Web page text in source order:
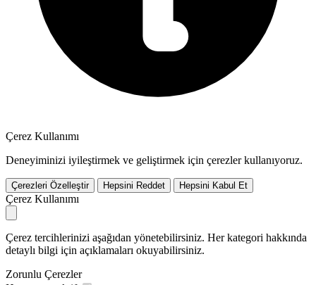
Çerez Kullanımı
Deneyiminizi iyileştirmek ve geliştirmek için çerezler kullanıyoruz.
Çerezleri Özelleştir Hepsini Reddet Hepsini Kabul Et
Çerez Kullanımı
Çerez tercihlerinizi aşağıdan yönetebilirsiniz. Her kategori hakkında
detaylı bilgi için açıklamaları okuyabilirsiniz.
Zorunlu Çerezler